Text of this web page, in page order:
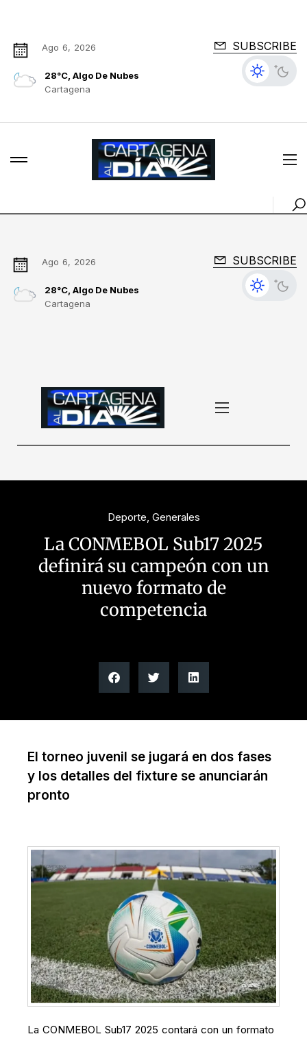
Ago 6, 2026
28°C, Algo De Nubes
Cartagena
SUBSCRIBE
Ago 6, 2026
28°C, Algo De Nubes
Cartagena
SUBSCRIBE
Deporte, Generales
La CONMEBOL Sub17 2025
definirá su campeón con un
nuevo formato de
competencia
El torneo juvenil se jugará en dos fases
y los detalles del fixture se anunciarán
pronto
La CONMEBOL Sub17 2025 contará con un formato